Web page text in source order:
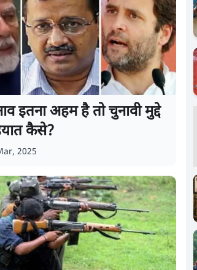
इतना अहम है तो चुनावी मुद्दे
कैसे?
2025